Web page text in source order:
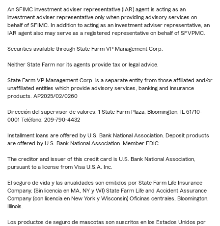
An SFIMC investment adviser representative (IAR) agent is acting as an
investment adviser representative only when providing advisory services on
behalf of SFIMC. In addition to acting as an investment adviser representative, an
IAR agent also may serve as a registered representative on behalf of SFVPMC.
Securities available through State Farm VP Management Corp.
Neither State Farm nor its agents provide tax or legal advice.
State Farm VP Management Corp. is a separate entity from those affiliated and/or
unaffiliated entities which provide advisory services, banking and insurance
products. AP2025/02/0260
Dirección del supervisor de valores: 1 State Farm Plaza, Bloomington, IL 61710-
0001 Teléfono: 209-790-4432
Installment loans are offered by U.S. Bank National Association. Deposit products
are offered by U.S. Bank National Association. Member FDIC.
The creditor and issuer of this credit card is U.S. Bank National Association,
pursuant to a license from Visa U.S.A. Inc.
El seguro de vida y las anualidades son emitidos por State Farm Life Insurance
Company. (Sin licencia en MA, NY y WI) State Farm Life and Accident Assurance
Company (con licencia en New York y Wisconsin) Oficinas centrales, Bloomington,
Illinois.
Los productos de seguro de mascotas son suscritos en los Estados Unidos por